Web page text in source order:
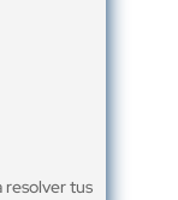
resolver tus